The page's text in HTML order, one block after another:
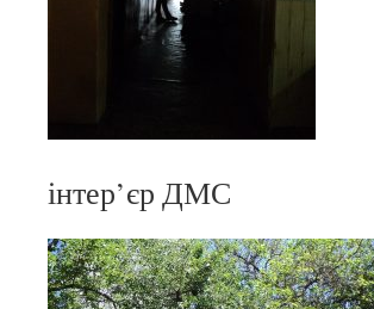
інтер’єр ДМС